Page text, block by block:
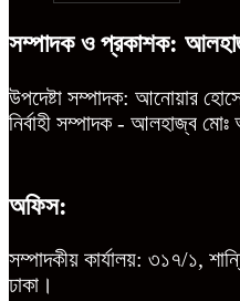
সম্পাদক ও প্রকাশক:
উপদেষ্টা সম্পাদক: আনোয়ার
নির্বাহী সম্পাদক - আলহাজ্ব
অফিস:
সম্পাদকীয় কার্যালয়: ৩১৭/১,
ঢাকা।